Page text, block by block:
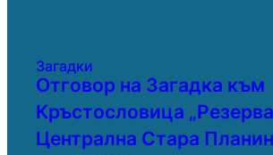
Загадки
Отговор на Загадка към
Кръстословица
Централна Стара